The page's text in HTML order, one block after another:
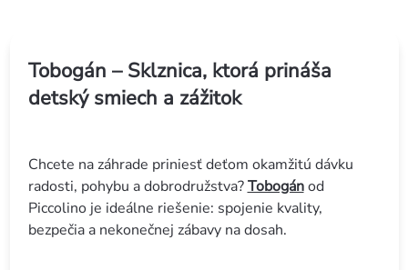
Tobogán – Sklznica, ktorá prináša
detský smiech a zážitok
Chcete na záhrade priniesť deťom okamžitú dávku
radosti, pohybu a dobrodružstva?Tobogánod
Piccolino je ideálne riešenie: spojenie kvality,
bezpečia a nekonečnej zábavy na dosah.